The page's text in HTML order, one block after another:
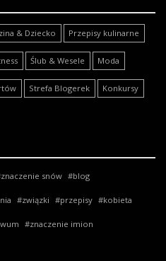
& Dziecko Przepisy kulinarne
Ślub & Wesele Moda
Strefa Blogerek Konkursy
znaczenie snów blog
związki przepisy kobieta
znaczenie imion